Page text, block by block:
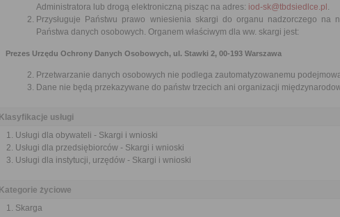
Administratora lub drogą elektroniczną pisząc na adres: iod-sk@tbdsiedlce.pl .
Przysługuje Państwu prawo wniesienia skargi do organu nadzorczego na
Państwa danych osobowych. Organem właściwym dla ww. skargi jest:
Prezes Urzędu Ochrony Danych Osobowych, ul. Stawki 2, 00-193 Warszawa
Przetwarzanie danych osobowych nie podlega zautomatyzowanemu
Dane nie będą przekazywane do państw trzecich ani organizacji
Klasyfikacje usługi
Usługi dla obywateli - Skargi i wnioski
Usługi dla przedsiębiorców - Skargi i wnioski
Usługi dla instytucji, urzędów - Skargi i wnioski
Kategorie życiowe
Skarga